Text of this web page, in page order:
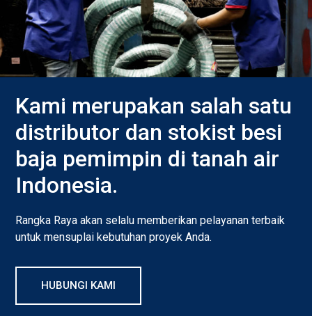
Kami merupakan salah satu
distributor dan stokist besi
baja pemimpin di tanah air
Indonesia.
Rangka Raya akan selalu memberikan pelayanan terbaik
untuk mensuplai kebutuhan proyek Anda.
HUBUNGI KAMI